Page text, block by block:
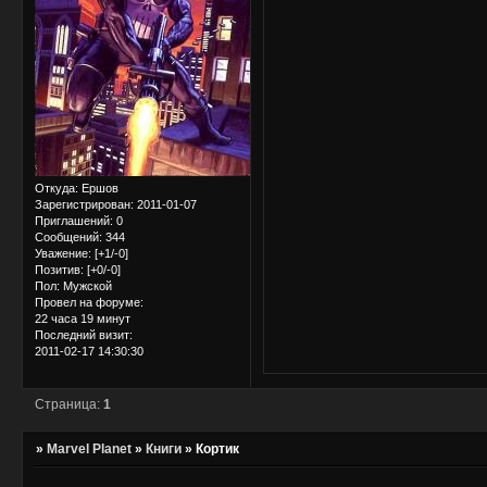
Откуда: Ершов
Зарегистрирован: 2011-01-07
Приглашений: 0
Сообщений: 344
Уважение: [+1/-0]
Позитив: [+0/-0]
Пол: Мужской
Провел на форуме:
22 часа 19 минут
Последний визит:
2011-02-17 14:30:30
Страница:1
» Marvel Planet » Книги » Кортик